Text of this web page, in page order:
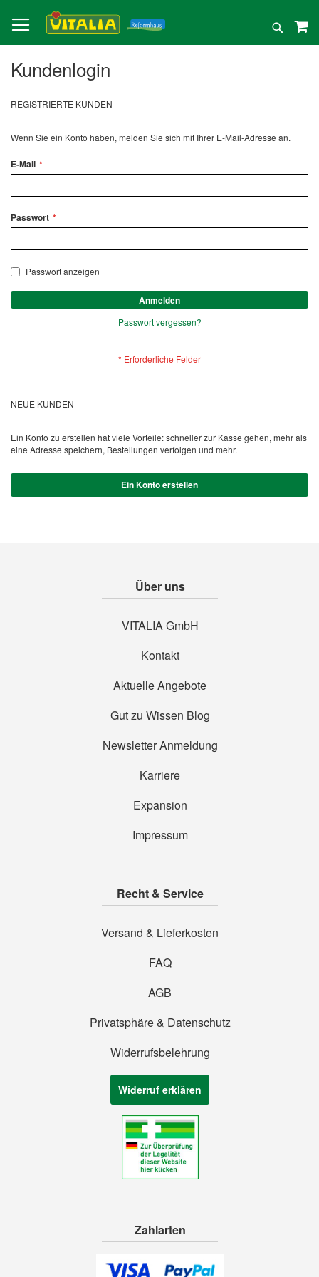
zum
Inhalt
Suche
Kundenlogin
REGISTRIERTE KUNDEN
Wenn Sie ein Konto haben, melden Sie sich mit Ihrer E-Mail-Adresse an.
E-Mail
Passwort
Passwort anzeigen
Anmelden
Passwort vergessen?
NEUE KUNDEN
Ein Konto zu erstellen hat viele Vorteile: schneller zur Kasse gehen, mehr als
eine Adresse speichern, Bestellungen verfolgen und mehr.
Ein Konto erstellen
Über uns
VITALIA GmbH
Kontakt
Aktuelle Angebote
Gut zu Wissen Blog
Newsletter Anmeldung
Karriere
Expansion
Impressum
Recht & Service
Versand & Lieferkosten
FAQ
AGB
Privatsphäre & Datenschutz
Widerrufsbelehrung
Widerruf erklären
Zahlarten